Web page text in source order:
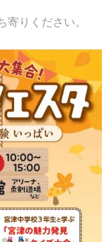
りください。